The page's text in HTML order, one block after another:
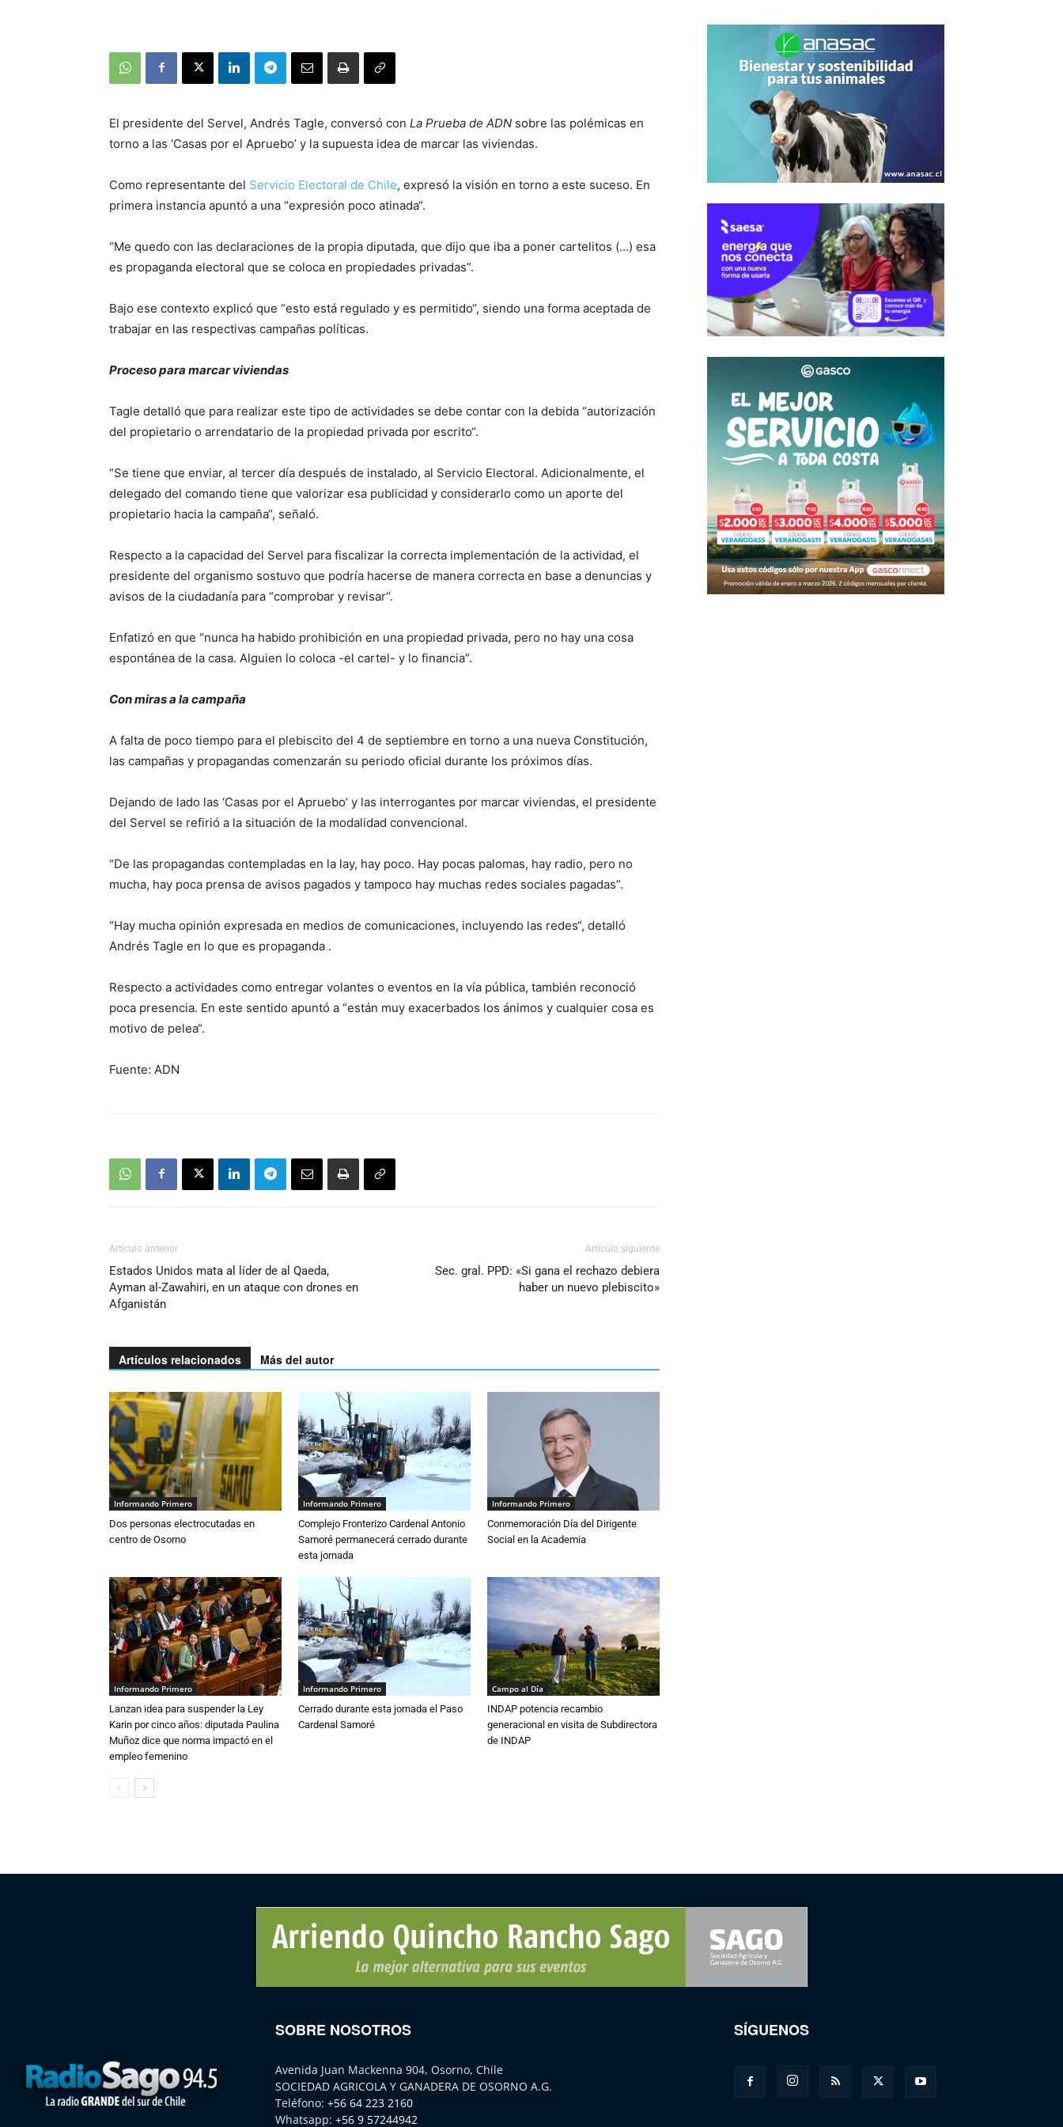
El presidente del Servel, Andrés Tagle, conversó con La Prueba de ADN sobre las polémicas en
torno a las ‘Casas por el Apruebo’ y la supuesta idea de marcar las viviendas.
Como representante del Servicio Electoral de Chile, expresó la visión en torno a este suceso. En
primera instancia apuntó a una “expresión poco atinada“.
“Me quedo con las declaraciones de la propia diputada, que dijo que iba a poner cartelitos (…) esa
es propaganda electoral que se coloca en propiedades privadas”.
Bajo ese contexto explicó que “esto está regulado y es permitido“, siendo una forma aceptada de
trabajar en las respectivas campañas políticas.
Proceso para marcar viviendas
Tagle detalló que para realizar este tipo de actividades se debe contar con la debida “autorización
del propietario o arrendatario de la propiedad privada por escrito“.
“Se tiene que enviar, al tercer día después de instalado, al Servicio Electoral. Adicionalmente, el
delegado del comando tiene que valorizar esa publicidad y considerarlo como un aporte del
propietario hacia la campaña“, señaló.
Respecto a la capacidad del Servel para fiscalizar la correcta implementación de la actividad, el
presidente del organismo sostuvo que podría hacerse de manera correcta en base a denuncias y
avisos de la ciudadanía para “comprobar y revisar“.
Enfatizó en que “nunca ha habido prohibición en una propiedad privada, pero no hay una cosa
espontánea de la casa. Alguien lo coloca -el cartel- y lo financia”.
Con miras a la campaña
A falta de poco tiempo para el plebiscito del 4 de septiembre en torno a una nueva Constitución,
las campañas y propagandas comenzarán su periodo oficial durante los próximos días.
Dejando de lado las ‘Casas por el Apruebo’ y las interrogantes por marcar viviendas, el presidente
del Servel se refirió a la situación de la modalidad convencional.
“De las propagandas contempladas en la lay, hay poco. Hay pocas palomas, hay radio, pero no
mucha, hay poca prensa de avisos pagados y tampoco hay muchas redes sociales pagadas”.
“Hay mucha opinión expresada en medios de comunicaciones, incluyendo las redes“, detalló
Andrés Tagle en lo que es propaganda .
Respecto a actividades como entregar volantes o eventos en la vía pública, también reconoció
poca presencia. En este sentido apuntó a “están muy exacerbados los ánimos y cualquier cosa es
motivo de pelea“.
Fuente: ADN
Artículo anterior
Estados Unidos mata al líder de al Qaeda,
Ayman al-Zawahiri, en un ataque con drones en
Afganistán
Artículo siguiente
Sec. gral. PPD: «Si gana el rechazo debiera
haber un nuevo plebiscito»
Artículos relacionados Más del autor
Informando Primero
Dos personas electrocutadas en
centro de Osorno
Informando Primero
Complejo Fronterizo Cardenal Antonio
Samoré permanecerá cerrado durante
esta jornada
Informando Primero
Conmemoración Día del Dirigente
Social en la Academia
Informando Primero
Lanzan idea para suspender la Ley
Karin por cinco años: diputada Paulina
Muñoz dice que norma impactó en el
empleo femenino
Informando Primero
Cerrado durante esta jornada el Paso
Cardenal Samoré
Campo al Día
INDAP potencia recambio
generacional en visita de Subdirectora
de INDAP
SOBRE NOSOTROS
Avenida Juan Mackenna 904, Osorno, Chile
SOCIEDAD AGRICOLA Y GANADERA DE OSORNO A.G.
Teléfono: +56 64 223 2160
Whatsapp: +56 9 57244942
SÍGUENOS